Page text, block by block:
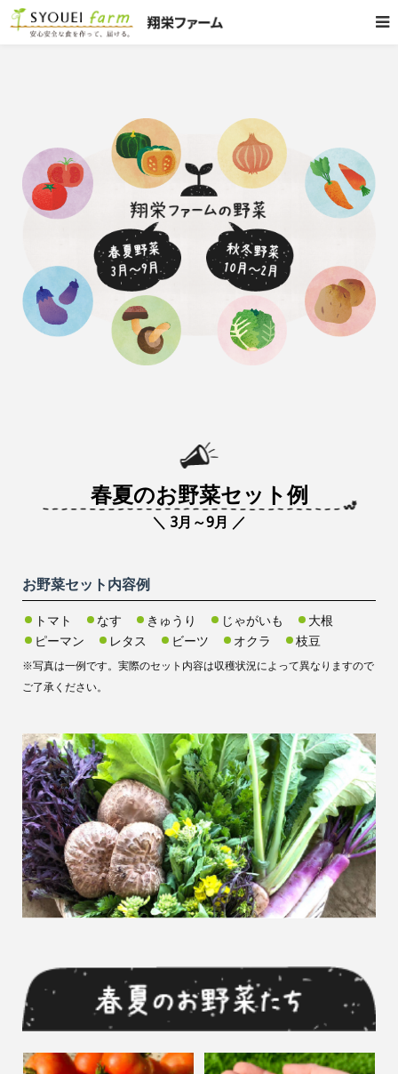
春夏のお野菜セット例
＼ 3月～9月 ／
お野菜セット内容例
トマト なす きゅうり じゃがいも
大根
ピーマン
レタス ビーツ オクラ 枝豆
※写真は一例です。実際のセット内容は収穫状況によって異なりますので
ご了承ください。